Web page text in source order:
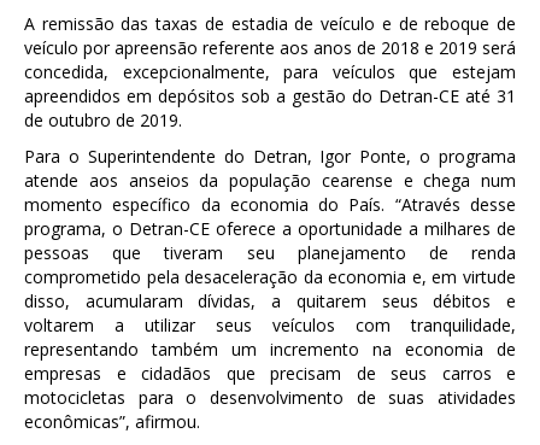
A remissão das taxas de estadia de veículo e de reboque de
veículo por apreensão referente aos anos de 2018 e 2019 será
concedida, excepcionalmente, para veículos que estejam
apreendidos em depósitos sob a gestão do Detran-CE até 31
de outubro de 2019.
Para o Superintendente do Detran, Igor Ponte, o programa
atende aos anseios da população cearense e chega num
momento específico da economia do País. “Através desse
programa, o Detran-CE oferece a oportunidade a milhares de
pessoas que tiveram seu planejamento de renda
comprometido pela desaceleração da economia e, em virtude
disso, acumularam dívidas, a quitarem seus débitos e
voltarem a utilizar seus veículos com tranquilidade,
representando também um incremento na economia de
empresas e cidadãos que precisam de seus carros e
motocicletas para o desenvolvimento de suas atividades
econômicas”, afirmou.